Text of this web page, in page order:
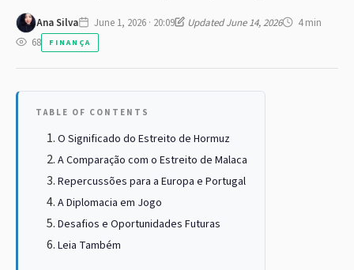
Ana Silva June 1, 2026 · 20:09 Updated June 14, 2026
4 min
68
FINANÇA
TABLE OF CONTENTS
O Significado do Estreito de Hormuz
A Comparação com o Estreito de Malaca
Repercussões para a Europa e Portugal
A Diplomacia em Jogo
Desafios e Oportunidades Futuras
Leia Também